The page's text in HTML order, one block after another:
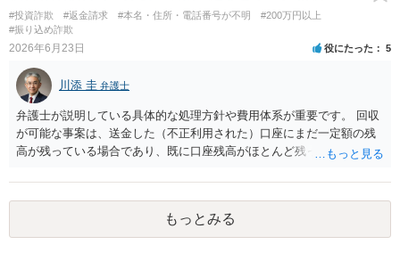
#投資詐欺 #返金請求 #本名・住所・電話番号が不明
#200万円以上
#振り込め詐欺
2026年6月23日 役にたった 5
川添 圭 弁護士
弁護士が説明している具体的な処理方針や費用体系が重要です。 回収
が可能な事案は、送金した（不正利用された）口座にまだ一定額の残
高が残っている場合であり、既に口座残高がほとんど残っていない場
判断するため、まず何よりも、送金先口座の口座凍結時の残高を把握
することが重要になります。振り込め詐欺救済法で口座凍結された口
座の残高はウェブサイトで公告されますが、公告までには口座凍結か
ら2か月程度かかることも多く、むしろその前に弁護士会照会を行って
もっとみる